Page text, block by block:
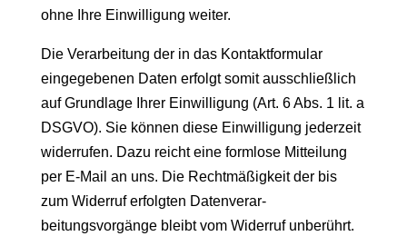
ohne Ihre Ein­willi­gung weiter.
Die Ver­ar­beitung der in das Kon­tak­t­for­mu­lar
eingegebe­nen Dat­en erfol­gt somit auss­chließlich
auf Grund­lage Ihrer Ein­willi­gung (Art. 6 Abs. 1 lit. a
DSGVO). Sie kön­nen diese Ein­willi­gung jed­erzeit
wider­rufen. Dazu reicht eine form­lose Mit­teilung
per E‑Mail an uns. Die Recht­mäßigkeit der bis
zum Wider­ruf erfol­gten Daten­ver­ar­
beitungsvorgänge bleibt vom Wider­ruf unberührt.